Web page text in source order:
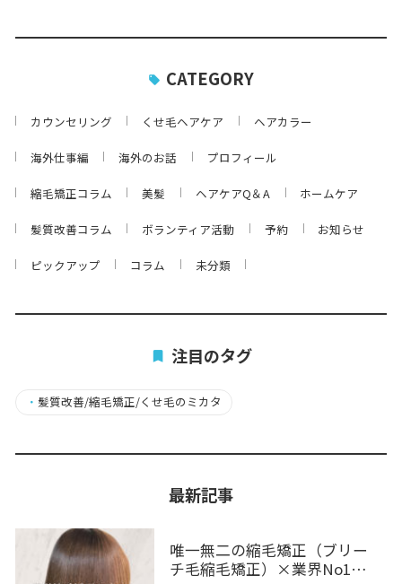
CATEGORY
カウンセリング くせ毛ヘアケア ヘアカラー
海外仕事編 海外のお話 プロフィール
縮毛矯正コラム 美髪 ヘアケアQ＆A ホームケア
髪質改善コラム ボランティア活動 予約 お知らせ
ピックアップ コラム 未分類
注目のタグ
・ 髪質改善/縮毛矯正/くせ毛のミカタ
最新記事
唯一無二の縮毛矯正（ブリー
チ毛縮毛矯正）×業界No1…